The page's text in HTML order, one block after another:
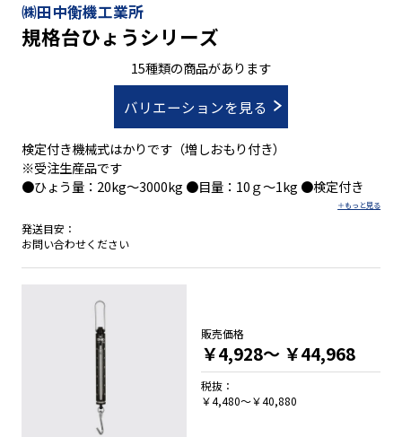
㈱田中衡機工業所
規格台ひょうシリーズ
15種類の商品があります
バリエーションを見る
検定付き機械式はかりです（増しおもり付き）
※受注生産品です
●ひょう量：20kg～3000kg ●目量：10ｇ～1kg ●検定付き
発送目安：
お問い合わせください
販売価格
￥4,928～ ￥44,968
税抜：
￥4,480～￥40,880